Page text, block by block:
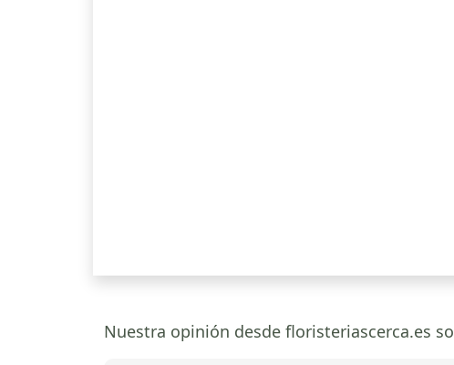
Nuestra opinión desde floristeriascerca.es